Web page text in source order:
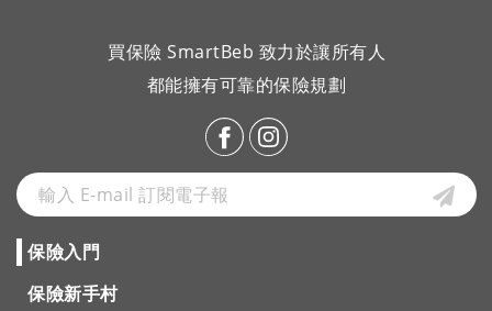
買保險 SmartBeb 致力於讓所有人
都能擁有可靠的保險規劃
保險入門
保險新手村